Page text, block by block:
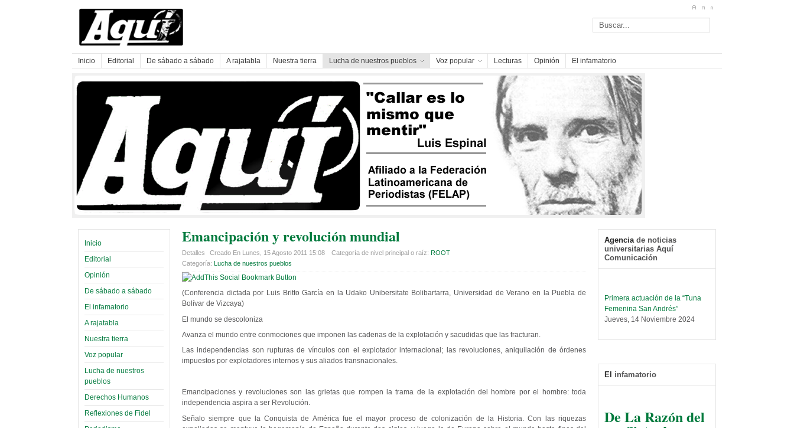
Inicio Editorial De sábado a sábado A rajatabla Nuestra tierra Lucha de nuestros pueblos Voz popular Lecturas Opinión El infamatorio
Inicio
Editorial
Opinión
De sábado a sábado
El infamatorio
A rajatabla
Nuestra tierra
Voz popular
Lucha de nuestros
pueblos
Derechos Humanos
Reflexiones de Fidel
Emancipación y revolución mundial
Detalles Creado En Lunes, 15 Agosto 2011 15:08 Categoría de nivel principal o raíz: ROOT
Categoría: Lucha de nuestros pueblos
(Conferencia dictada por Luis Britto García en la Udako Unibersitate Bolibartarra, Universidad de Verano en la Puebla de
Bolívar de Vizcaya)
El mundo se descoloniza
Avanza el mundo entre conmociones que imponen las cadenas de la explotación y sacudidas que las fracturan.
Las independencias son rupturas de vínculos con el explotador internacional; las revoluciones, aniquilación de órdenes
impuestos por explotadores internos y sus aliados transnacionales.
Emancipaciones y revoluciones son las grietas que rompen la trama de la explotación del hombre por el hombre: toda
independencia aspira a ser Revolución.
Señalo siempre que la Conquista de América fue el mayor proceso de colonización de la Historia. Con las riquezas
Agencia de noticias
universitarias Aquí
Comunicación
Primera actuación de la “Tuna
Femenina San Andrés”
Sábado, 14 Septiembre 2024
taller de software estadístico en
El infamatorio
De La Razón del